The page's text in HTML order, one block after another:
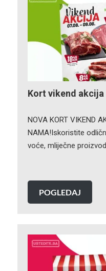
Kort vikend akcija
NOVA KORT VIKEND
NAMA!Iskoristite
voće, mliječne
POGLEDAJ